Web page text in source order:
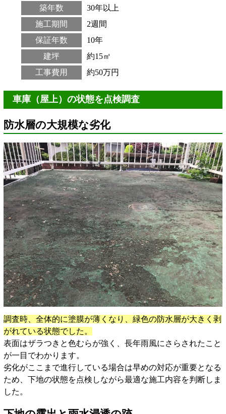
築年数
30年以上
施工期間
2週間
保証年数
10年
建坪
約15㎡
工事費用
約50万円
車庫（屋上）の状態を点検調査
防水層の大規模な劣化
調査時、全体的に塗膜が薄くなり、緑色の防水層が大きく剥
がれている状態でした。
表面はザラつきと色むらが強く、長年雨風にさらされたこと
が一目でわかります。
劣化がここまで進行している場合は早めの対応が重要となる
ため、下地の状態を点検しながら最適な施工内容を判断しま
した。